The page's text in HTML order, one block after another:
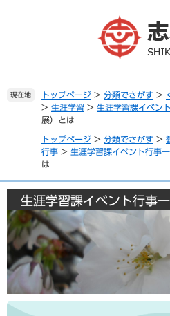
現在地 トップページ > 分類でさがす >
> 生涯学習 > 生涯学習課イベン
展）とは
トップページ > 分類でさがす >
行事 > 生涯学習課イベント行事
は
生涯学習課イベント行事
本